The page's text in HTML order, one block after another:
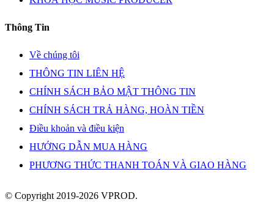
Thông Tin
Về chúng tôi
THÔNG TIN LIÊN HỆ
CHÍNH SÁCH BẢO MẬT THÔNG TIN
CHÍNH SÁCH TRẢ HÀNG, HOÀN TIỀN
Điều khoản và điều kiện
HƯỚNG DẪN MUA HÀNG
PHƯƠNG THỨC THANH TOÁN VÀ GIAO HÀNG
© Copyright 2019-2026 VPROD.